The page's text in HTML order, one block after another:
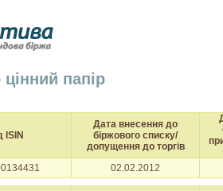
папір
ISIN
Дата внесення до
біржового списку/
допущення до торгів
02.02.2012